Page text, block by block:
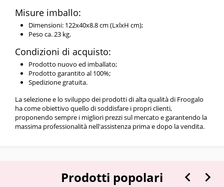
Misure imballo:
Dimensioni: 122x40x8.8 cm (LxlxH cm);
Peso ca. 23 kg.
Condizioni di acquisto:
Prodotto nuovo ed imballato;
Prodotto garantito al 100%;
Spedizione gratuita.
La selezione e lo sviluppo dei prodotti di alta qualità di Froogalo
ha come obiettivo quello di soddisfare i propri clienti,
proponendo sempre i migliori prezzi sul mercato e garantendo la
massima professionalità nell'assistenza prima e dopo la vendita.
Prodotti popolari  